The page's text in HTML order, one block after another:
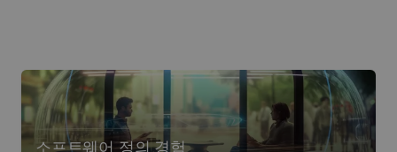
소프트웨어 정의 경험